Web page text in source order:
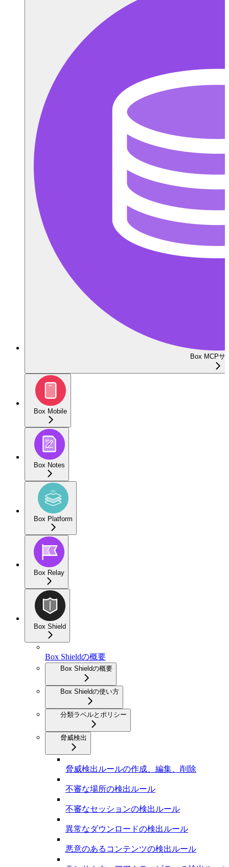
Box MCPサ
Box Mobile
Box Notes
Box Platform
Box Relay
Box Shield
Box Shieldの概要
Box Shieldの概要
Box Shieldの使い方
分類ラベルとポリシー
脅威検出
脅威検出ルールの作成、編集、削除
不審な場所の検出ルール
不審なセッションの検出ルール
異常なダウンロードの検出ルール
悪意のあるコンテンツの検出ルール